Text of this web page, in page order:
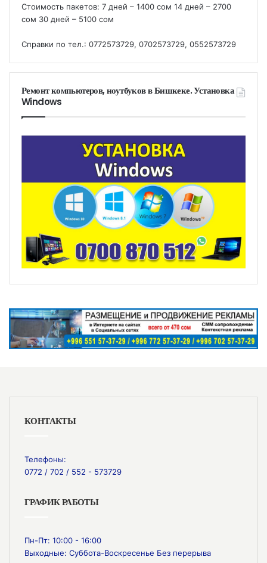
Стоимость пакетов: 7 дней – 1400 сом 14 дней – 2700
сом 30 дней – 5100 сом
Справки по тел.: 0772573729, 0702573729, 0552573729
Ремонт компьютеров, ноутбуков в Бишкеке. Установка
Windows
КОНТАКТЫ
Телефоны:
0772 / 702 / 552 - 573729
ГРАФИК РАБОТЫ
Пн-Пт: 10:00 - 16:00
Выходные: Суббота-Воскресенье Без перерыва